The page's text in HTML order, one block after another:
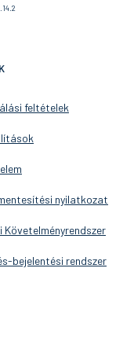
feltételek
nyilatkozat
Követelményrendszer
bejelentési rendszer